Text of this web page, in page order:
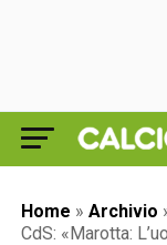
Home » Archivio
CdS: «Marotta: